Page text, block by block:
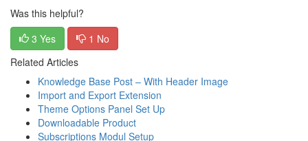
Was this helpful?
3 Yes
1 No
Related Articles
Knowledge Base Post – With Header Image
Import and Export Extension
Theme Options Panel Set Up
Downloadable Product
Subscriptions Modul Setup